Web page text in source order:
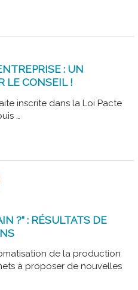
: UN
LE CONSEIL !
inscrite dans la Loi Pacte
…
?” : RÉSULTATS DE
de la production
à proposer de nouvelles